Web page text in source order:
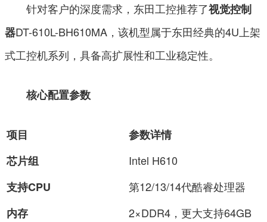
针对客户的深度需求，东田工控推荐了视觉控制
器DT-610L-BH610MA，该机型属于东田经典的4U上架
式工控机系列，具备高扩展性和工业稳定性。
核心配置参数
项目
参数详情
芯片组
Intel H610
支持CPU
第12/13/14代酷睿处理器
内存
2×DDR4，更大支持64GB